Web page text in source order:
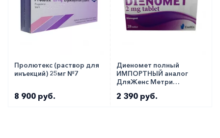
Пролютекс (раствор для
инъекций) 25мг №7
8 900 руб.
Диеномет полный
ИМПОРТНЫЙ аналог
ДляЖенс Метри
2 390 руб.